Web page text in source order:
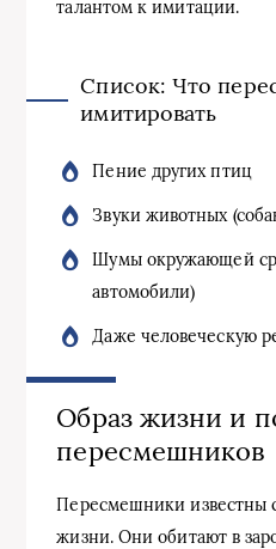
талантом к имитации.
Список: Что
имитировать
Пение других птиц
Звуки животных
Шумы окружающей
автомобили)
Даже человеческую
Образ жизни и
пересмешников
Пересмешники известны
жизни. Они обитают в